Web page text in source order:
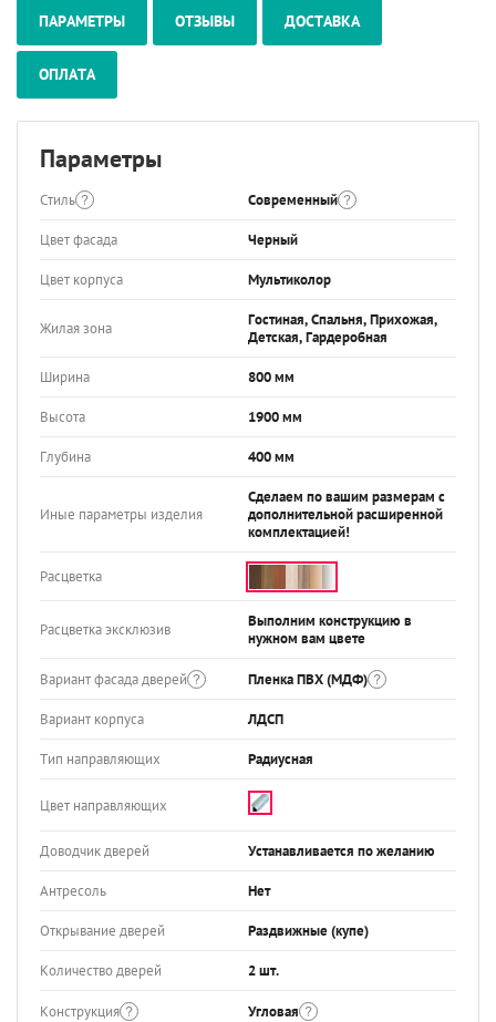
ПАРАМЕТРЫ ОТЗЫВЫ ДОСТАВКА
ОПЛАТА
Параметры
Стиль Современный
Цвет фасада Черный
Цвет корпуса Мультиколор
Жилая зона
Гостиная, Спальня, Прихожая,
Детская, Гардеробная
Ширина 800 мм
Высота 1900 мм
Глубина 400 мм
Иные параметры изделия
Сделаем по вашим размерам с
дополнительной расширенной
комплектацией!
Расцветка
Расцветка эксклюзив
Выполним конструкцию в
нужном вам цвете
Вариант фасада дверей Пленка ПВХ (МДФ)
Вариант корпуса ЛДСП
Тип направляющих Радиусная
Цвет направляющих
Доводчик дверей Устанавливается по желанию
Антресоль Нет
Открывание дверей Раздвижные (купе)
Количество дверей 2 шт.
Конструкция Угловая